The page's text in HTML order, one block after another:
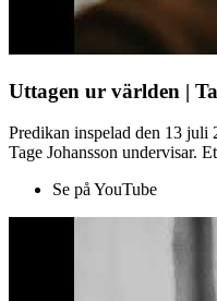
Uttagen ur världen |
Predikan inspelad den 13 juli
Tage Johansson undervisar.
Se på YouTube